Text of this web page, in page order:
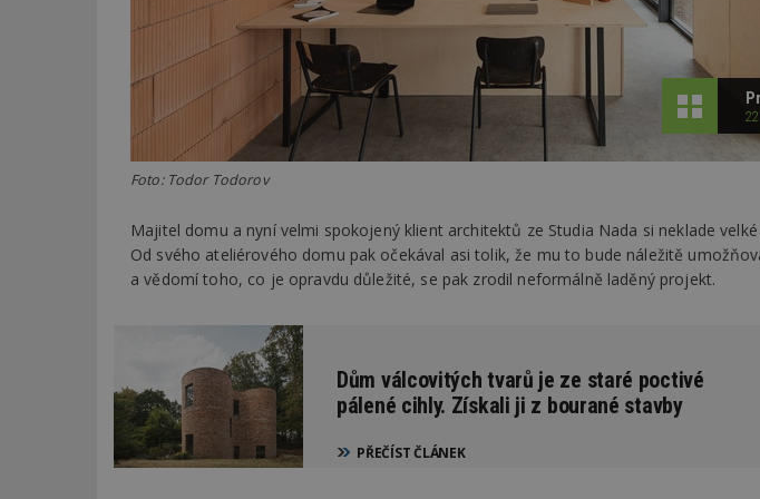
Foto: Todor Todorov
Majitel domu a nyní velmi spokojený klient architektů ze Studia Nada si neklade
Od svého ateliérového domu pak očekával asi tolik, že mu to bude náležitě
a vědomí toho, co je opravdu důležité, se pak zrodil neformálně laděný projekt.
Dům válcovitých tvarů je ze staré poctivé
pálené cihly. Získali ji z bourané stavby
PŘEČÍST ČLÁNEK